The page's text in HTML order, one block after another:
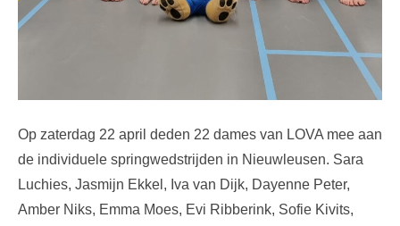
Op zaterdag 22 april deden 22 dames van LOVA mee aan
de individuele springwedstrijden in Nieuwleusen. Sara
Luchies, Jasmijn Ekkel, Iva van Dijk, Dayenne Peter,
Amber Niks, Emma Moes, Evi Ribberink, Sofie Kivits,